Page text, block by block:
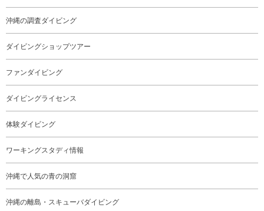
沖縄の調査ダイビング
ダイビングショップツアー
ファンダイビング
ダイビングライセンス
体験ダイビング
ワーキングスタディ情報
沖縄で人気の青の洞窟
沖縄の離島・スキューバダイビング